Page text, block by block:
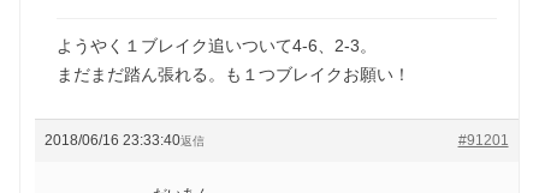
ようやく１ブレイク追いついて4-6、2-3。
まだまだ踏ん張れる。も１つブレイクお願い！
2018/06/16 23:33:40 #91201
返信